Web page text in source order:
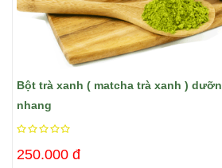
Bột trà xanh ( matcha trà xanh )
nhang
250.000 đ